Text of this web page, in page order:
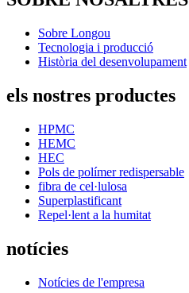
Sobre Longou
Tecnologia i producció
Història del desenvolupament
els nostres productes
HPMC
HEMC
HEC
Pols de polímer redispersable
fibra de cel·lulosa
Superplastificant
Repel·lent a la humitat
notícies
Notícies de l'empresa